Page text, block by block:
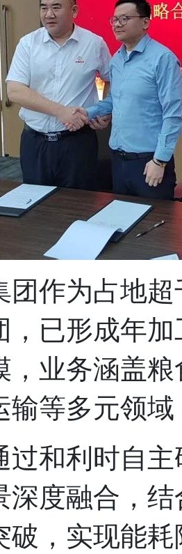
团作为占地
，已形成年
，业务涵盖
输等多元领
过和利时自
深度融合，
破，实现能